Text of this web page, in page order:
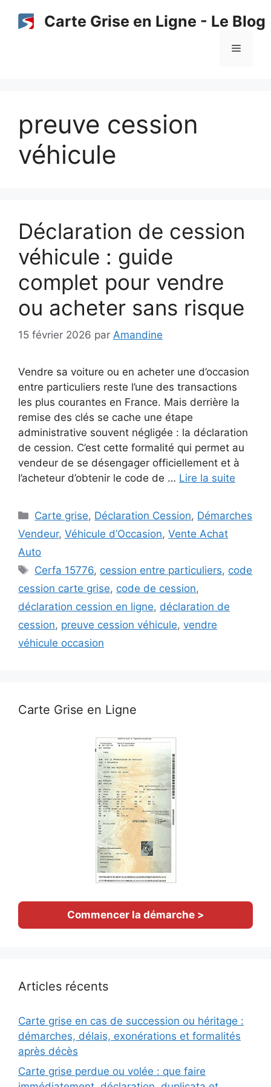
Carte Grise en Ligne - Le Blog
Menu
preuve cession
véhicule
Déclaration de cession
véhicule : guide
complet pour vendre
ou acheter sans risque
15 février 2026 par Amandine
Vendre sa voiture ou en acheter une d’occasion
entre particuliers reste l’une des transactions
les plus courantes en France. Mais derrière la
remise des clés se cache une étape
administrative souvent négligée : la déclaration
de cession. C’est cette formalité qui permet au
vendeur de se désengager officiellement et à
l’acheteur d’obtenir le code de … Lire la suite
Catégories
Carte grise, Déclaration Cession, Démarches
Vendeur, Véhicule d’Occasion, Vente Achat
Auto
Étiquettes
Cerfa 15776, cession entre particuliers, code
cession carte grise, code de cession,
déclaration cession en ligne, déclaration de
cession, preuve cession véhicule, vendre
véhicule occasion
Carte Grise en Ligne
Commencer la démarche >
Articles récents
Carte grise en cas de succession ou héritage :
démarches, délais, exonérations et formalités
après décès
Carte grise perdue ou volée : que faire